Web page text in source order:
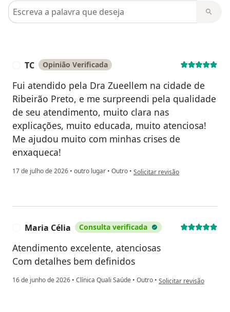
Pesquisar em opiniões
TC Opinião Verificada
Fui atendido pela Dra Zueellem na cidade de
Ribeirão Preto, e me surpreendi pela qualidade
de seu atendimento, muito clara nas
explicações, muito educada, muito atenciosa!
Me ajudou muito com minhas crises de
enxaqueca!
17 de julho de 2026 • outro lugar • Outro • na opinião do utilizador TC
Solicitar revisão
Maria Célia Consulta verificada
Atendimento excelente, atenciosas
Com detalhes bem definidos
16 de junho de 2026 • Clínica Quali Saúde • Outro • na opinião do utilizador
Solicitar revisão